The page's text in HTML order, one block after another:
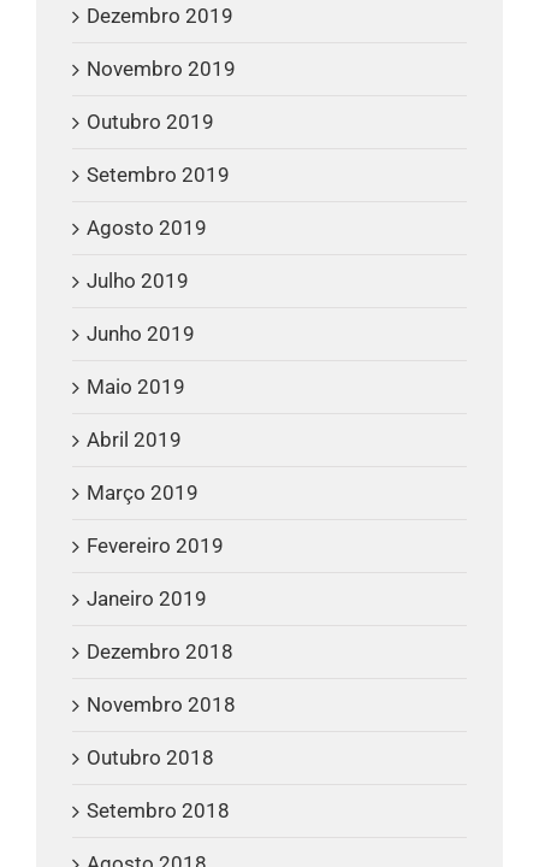
Dezembro 2019
Novembro 2019
Outubro 2019
Setembro 2019
Agosto 2019
Julho 2019
Junho 2019
Maio 2019
Abril 2019
Março 2019
Fevereiro 2019
Janeiro 2019
Dezembro 2018
Novembro 2018
Outubro 2018
Setembro 2018